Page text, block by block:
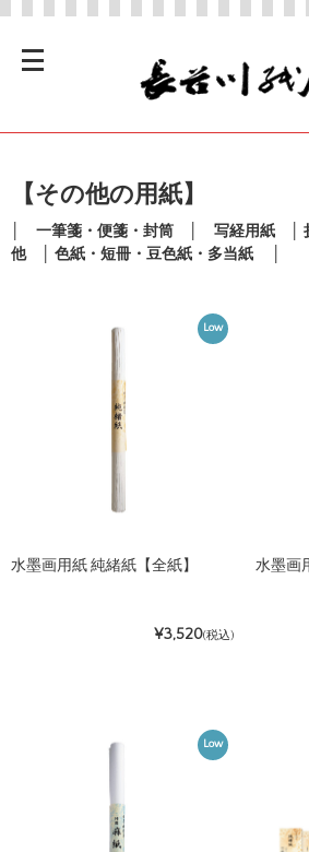
【その他の用紙】
一筆箋・便箋・封筒 写経用紙
他│ 色紙・短冊・豆色紙・多当紙
Low
水墨画用紙 純緒紙【全紙】
¥3,520(税込)
水墨画
Low